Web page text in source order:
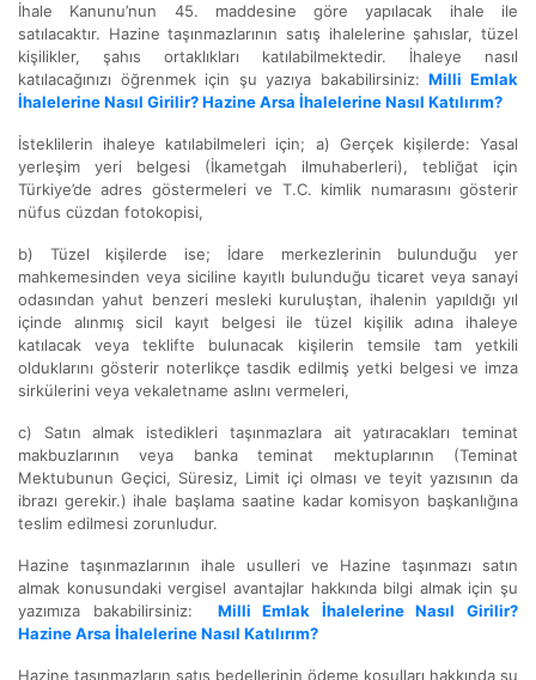
İhale Kanunu’nun 45. maddesine göre yapılacak ihale ile
satılacaktır. Hazine taşınmazlarının satış ihalelerine şahıslar, tüzel
kişilikler, şahıs ortaklıkları katılabilmektedir. İhaleye nasıl
katılacağınızı öğrenmek için şu yazıya bakabilirsiniz:Milli Emlak
İhalelerine Nasıl Girilir? Hazine Arsa İhalelerine Nasıl Katılırım?
İsteklilerin ihaleye katılabilmeleri için; a) Gerçek kişilerde: Yasal
yerleşim yeri belgesi (İkametgah ilmuhaberleri), tebliğat için
Türkiye’de adres göstermeleri ve T.C. kimlik numarasını gösterir
nüfus cüzdan fotokopisi,
b) Tüzel kişilerde ise; İdare merkezlerinin bulunduğu yer
mahkemesinden veya siciline kayıtlı bulunduğu ticaret veya sanayi
odasından yahut benzeri mesleki kuruluştan, ihalenin yapıldığı yıl
içinde alınmış sicil kayıt belgesi ile tüzel kişilik adına ihaleye
katılacak veya teklifte bulunacak kişilerin temsile tam yetkili
olduklarını gösterir noterlikçe tasdik edilmiş yetki belgesi ve imza
sirkülerini veya vekaletname aslını vermeleri,
c) Satın almak istedikleri taşınmazlara ait yatıracakları teminat
makbuzlarının veya banka teminat mektuplarının (Teminat
Mektubunun Geçici, Süresiz, Limit içi olması ve teyit yazısının da
ibrazı gerekir.) ihale başlama saatine kadar komisyon başkanlığına
teslim edilmesi zorunludur.
Hazine taşınmazlarının ihale usulleri ve Hazine taşınmazı satın
almak konusundaki vergisel avantajlar hakkında bilgi almak için şu
yazımıza bakabilirsiniz: Milli Emlak İhalelerine Nasıl Girilir?
Hazine Arsa İhalelerine Nasıl Katılırım?
Hazine taşınmazların satış bedellerinin ödeme koşulları hakkında şu